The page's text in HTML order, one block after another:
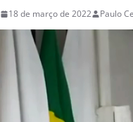
18 de março de 2022 Paulo